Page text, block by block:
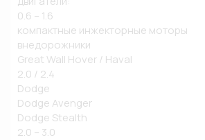
0.6 – 1.6
компактные инжекторные моторы
внедорожники
Great Wall Hover / Haval
2.0 / 2.4
Dodge
Dodge Avenger
Dodge Stealth
2.0 – 3.0